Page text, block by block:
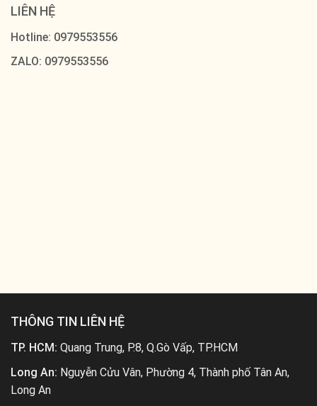
LIÊN HỆ
Hotline: 0979553556
ZALO: 0979553556
THÔNG TIN LIÊN HỆ
TP. HCM: Quang Trung, P.8, Q.Gò Vấp, TP.HCM
Long An: Nguyễn Cửu Vân, Phường 4, Thành phố Tân An,
Long An